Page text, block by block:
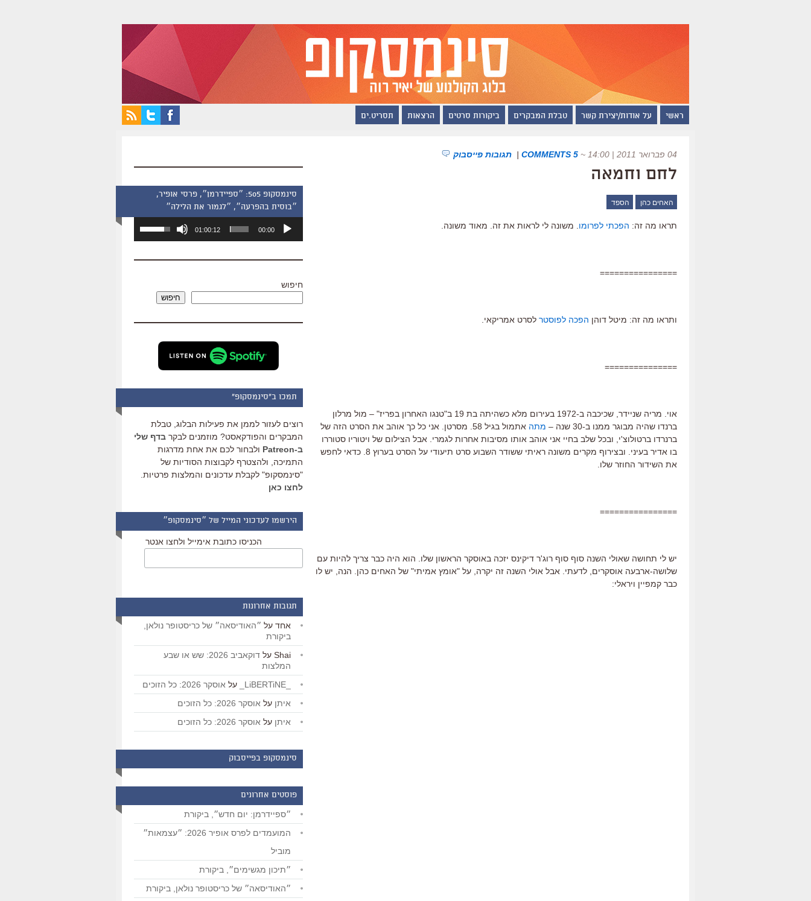
ראשי על אודות/יצירת קשר טבלת המבקרים ביקורות סרטים הרצאות תסריט.ים
04 פברואר 2011 | 14:00 ~
5 COMMENTS
| תגובות פייסבוק
לחם וחמאה
האחים כהן הספד
תראו מה זה: הפכתי לפרומו . משונה לי לראות את זה. מאוד משונה.
================
ותראו מה זה: מיטל דוהן הפכה לפוסטר לסרט אמריקאי.
===============
אוי. מריה שניידר, שכיכבה ב-1972 בעירום מלא כשהיתה בת 19 ב"טנגו האחרון בפריז" – מול מרלון
ברנדו שהיה מבוגר ממנו ב-30 שנה –
מתה
אתמול בגיל 58. מסרטן. אני כל כך אוהב את הסרט הזה של
ברנרדו ברטולוצ'י, ובכל שלב בחיי אני אוהב אותו מסיבות אחרות לגמרי. אבל הצילום של ויטוריו סטוררו
בו אדיר בעיני. ובצירוף מקרים משונה ראיתי ששודר השבוע סרט תיעודי על הסרט בערוץ 8. כדאי לחפש
את השידור החוזר שלו.
================
יש לי תחושה שאולי השנה סוף סוף רוג'ר דיקינס יזכה באוסקר הראשון שלו. הוא היה כבר צריך להיות עם
שלושה-ארבעה אוסקרים, לדעתי. אבל אולי השנה זה יקרה, על "אומץ אמיתי" של האחים כהן. הנה, יש לו
כבר קמפיין ויראלי:
סינמסקופ 505: ״ספיידרמן״, פרסי אופיר,
״בוסית בהפרעה״, ״לגמור את הלילה״
אודיו
00:00
01:00:12
השתמש
כדי
שמע.
חיפוש
חיפוש
תמכו ב"סינמסקופ"
רוצים לעזור לממן את פעילות הבלוג, טבלת
המבקרים והפודקאסט? מוזמנים לבקר בדף שלי
ב-Patreon
ולבחור לכם את אחת מדרגות
התמיכה, ולהצטרף לקבוצות הסודיות של
"סינמסקופ" לקבלת עדכונים והמלצות פרטיות.
לחצו כאן
הירשמו לעדכוני המייל של ״סינמסקופ״
הכניסו כתובת אימייל ולחצו אנטר
תגובות אחרונות
אחד על ״האודיסאה״ של כריסטופר נולאן,
ביקורת
Shai על
דוקאביב 2026: שש או שבע
המלצות
על אוסקר 2026: כל הזוכים
איתן על אוסקר 2026: כל הזוכים
איתן על אוסקר 2026: כל הזוכים
סינמסקופ בפייסבוק
פוסטים אחרונים
״ספיידרמן: יום חדש״, ביקורת
המועמדים לפרס אופיר 2026: ״עצמאות״
מוביל
״תיכון מגשימים״, ביקורת
״האודיסאה״ של כריסטופר נולאן, ביקורת